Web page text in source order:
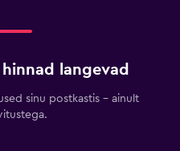
langevad
sinu postkastis – ainult